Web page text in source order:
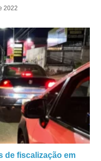
2022
de fiscalização em